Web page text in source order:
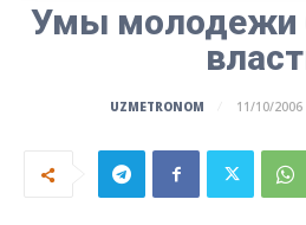
Умы молодежи
UZMETRONOM 11/10/2006